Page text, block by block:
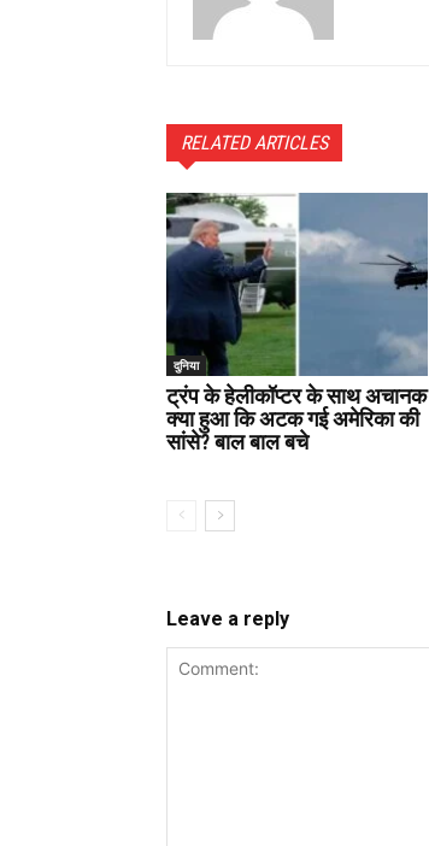
RELATED ARTICLES
दुनिया
ट्रंप के हेलीकॉप्टर के साथ अचानक
क्या हुआ कि अटक गई अमेरिका की
सांसे? बाल बाल बचे
Leave a reply